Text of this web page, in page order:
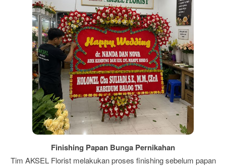
Finishing Papan Bunga Pernikahan
Tim AKSEL Florist melakukan proses finishing sebelum papan